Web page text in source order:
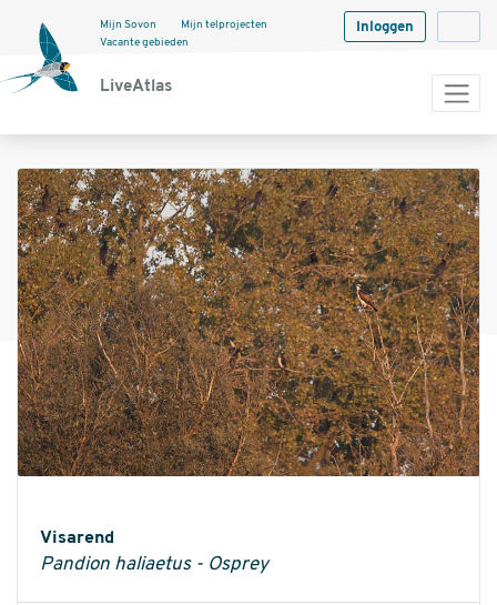
LiveAtlas
Mijn Sovon
Mijn telprojecten
Vacante gebieden
Inloggen
Visarend
Pandion haliaetus - Osprey